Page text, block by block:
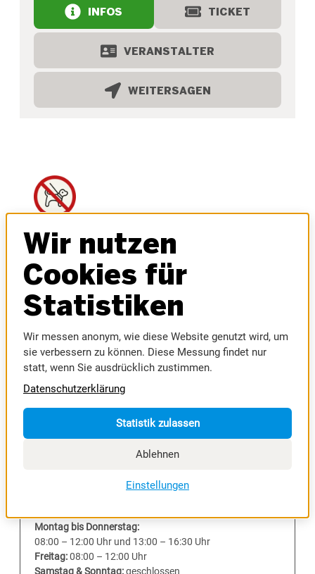
INFOS TICKET
VERANSTALTER
WEITERSAGEN
MESSE RIED GmbH
Brucknerstraße 39
Tel. +43 7752 84011-0
Montag bis Donnerstag:
08:00 – 12:00 Uhr und 13:00 – 16:30 Uhr
Freitag:08:00 – 12:00 Uhr
Samstag & Sonntag:geschlossen
Wir nutzen
Cookies für
Statistiken
Wir messen anonym, wie diese Website genutzt wird, um
sie verbessern zu können. Diese Messung findet nur
statt, wenn Sie ausdrücklich zustimmen.
Datenschutzerklärung
Statistik zulassen
Ablehnen
Einstellungen